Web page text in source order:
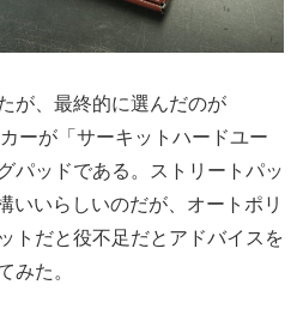
が、最終的に選んだのが
ーが「サーキットハードユー
パッドである。ストリートパッ
いいらしいのだが、オートポリ
トだと役不足だとアドバイスを
みた。